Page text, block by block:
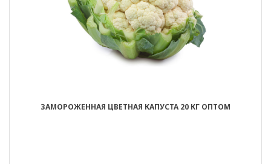
ЗАМОРОЖЕННАЯ ЦВЕТНАЯ КАПУСТА 20 КГ ОПТОМ